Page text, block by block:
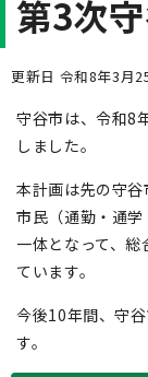
第3次
更新日 令和8年3月
守谷市は、令和8
しました。
本計画は先の守
市民（通勤・通
一体となって、
ています。
今後10年間、守
す。